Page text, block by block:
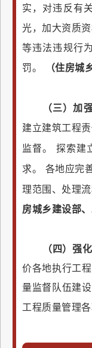
实，对违反有
光，加大资质
等违法违规行
罚。
（住房城
（三）加
建立建筑工程
监督。
探索建
求。
各地应完
理范围、处理
房城乡建设部
（四）强
价各地执行工
量监督队伍建
工程质量管理各